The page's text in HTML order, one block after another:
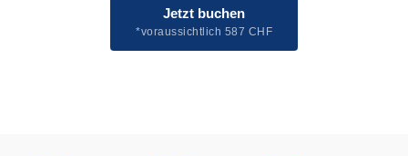
Jetzt buchen
*voraussichtlich 587 CHF